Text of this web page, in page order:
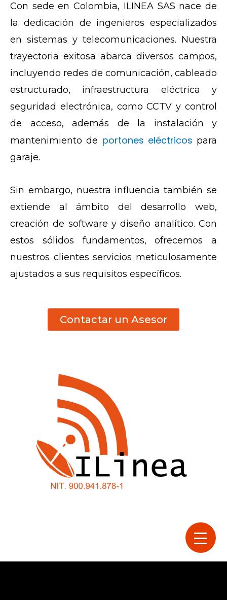
Con sede en Colombia, ILINEA SAS nace de
la dedicación de ingenieros especializados
en sistemas y telecomunicaciones. Nuestra
trayectoria exitosa abarca diversos campos,
incluyendo redes de comunicación, cableado
estructurado, infraestructura eléctrica y
seguridad electrónica, como CCTV y control
de acceso, además de la instalación y
mantenimiento de portones eléctricos para
garaje.
Sin embargo, nuestra influencia también se
extiende al ámbito del desarrollo web,
creación de software y diseño analítico. Con
estos sólidos fundamentos, ofrecemos a
nuestros clientes servicios meticulosamente
ajustados a sus requisitos específicos.
Contactar un Asesor